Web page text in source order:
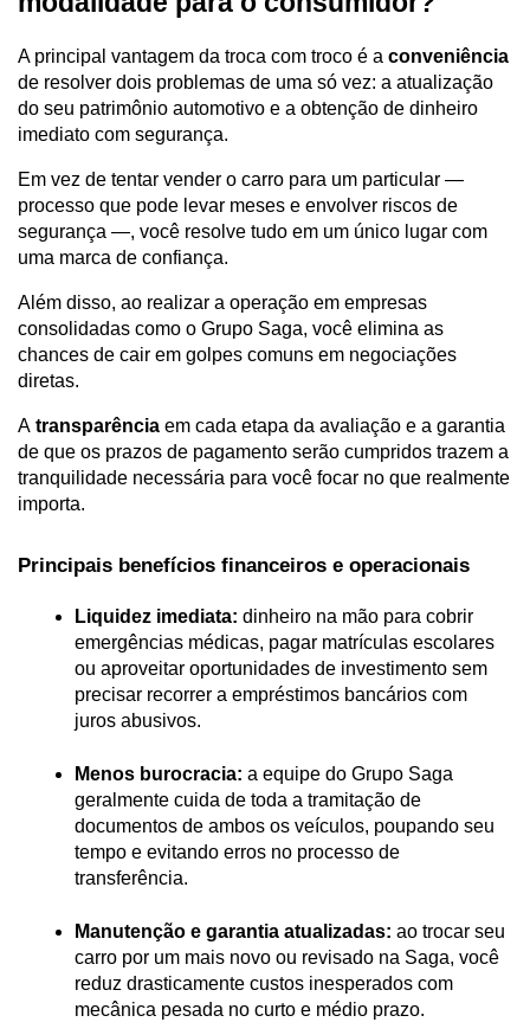
A principal vantagem da troca com troco é a conveniência
de resolver dois problemas de uma só vez: a atualização
do seu patrimônio automotivo e a obtenção de dinheiro
imediato com segurança.
Em vez de tentar vender o carro para um particular —
processo que pode levar meses e envolver riscos de
segurança —, você resolve tudo em um único lugar com
uma marca de confiança.
Além disso, ao realizar a operação em empresas
consolidadas como o Grupo Saga, você elimina as
chances de cair em golpes comuns em negociações
diretas.
A transparência em cada etapa da avaliação e a garantia
de que os prazos de pagamento serão cumpridos trazem a
tranquilidade necessária para você focar no que realmente
importa.
Principais benefícios financeiros e operacionais
Liquidez imediata: dinheiro na mão para cobrir
emergências médicas, pagar matrículas escolares
ou aproveitar oportunidades de investimento sem
precisar recorrer a empréstimos bancários com
juros abusivos.
Menos burocracia: a equipe do Grupo Saga
geralmente cuida de toda a tramitação de
documentos de ambos os veículos, poupando seu
tempo e evitando erros no processo de
transferência.
Manutenção e garantia atualizadas: ao trocar seu
carro por um mais novo ou revisado na Saga, você
reduz drasticamente custos inesperados com
mecânica pesada no curto e médio prazo.